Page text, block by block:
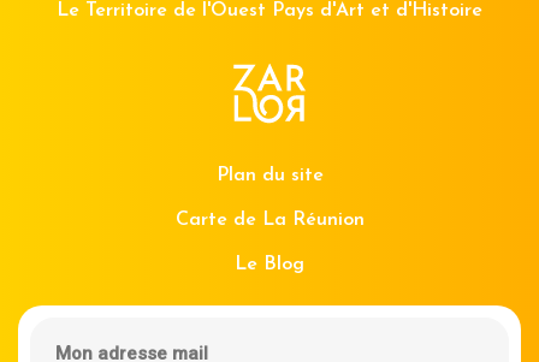
Le Territoire de l'Ouest Pays d'Art et d'Histoire
Plan du site
Carte de La Réunion
Le Blog